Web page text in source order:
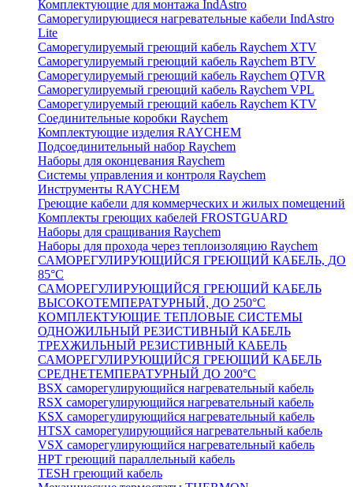
Комплектующие для монтажа IndAstro
Саморегулирующиеся нагревательные кабели IndAstro
Lite
Саморегулируемый греющий кабель Raychem XTV
Саморегулируемый греющий кабель Raychem BTV
Саморегулируемый греющий кабель Raychem QTVR
Саморегулируемый греющий кабель Raychem VPL
Саморегулируемый греющий кабель Raychem KTV
Соединительные коробки Raychem
Комплектующие изделия RAYCHEM
Подсоединительный набор Raychem
Наборы для оконцевания Raychem
Системы управления и контроля Raychem
Инструменты RAYCHEM
Греющие кабели для коммерческих и жилых помещений
Комплекты греющих кабелей FROSTGUARD
Наборы для сращивания Raychem
Наборы для прохода через теплоизоляцию Raychem
САМОРЕГУЛИРУЮЩИЙСЯ ГРЕЮЩИЙ КАБЕЛЬ, ДО
85°С
САМОРЕГУЛИРУЮЩИЙСЯ ГРЕЮЩИЙ КАБЕЛЬ
ВЫСОКОТЕМПЕРАТУРНЫЙ, ДО 250°С
КОМПЛЕКТУЮЩИЕ ТЕПЛОВЫЕ СИСТЕМЫ
ОДНОЖИЛЬНЫЙ РЕЗИСТИВНЫЙ КАБЕЛЬ
ТРЕХЖИЛЬНЫЙ РЕЗИСТИВНЫЙ КАБЕЛЬ
САМОРЕГУЛИРУЮЩИЙСЯ ГРЕЮЩИЙ КАБЕЛЬ
СРЕДНЕТЕМПЕРАТУРНЫЙ ДО 200°С
BSX саморегулирующийся нагревательный кабель
RSX саморегулирующийся нагревательный кабель
KSX саморегулирующийся нагревательный кабель
HTSX саморегулирующийся нагревательный кабель
VSX саморегулирующийся нагревательный кабель
НРТ греющий параллельный кабель
TESH греющий кабель